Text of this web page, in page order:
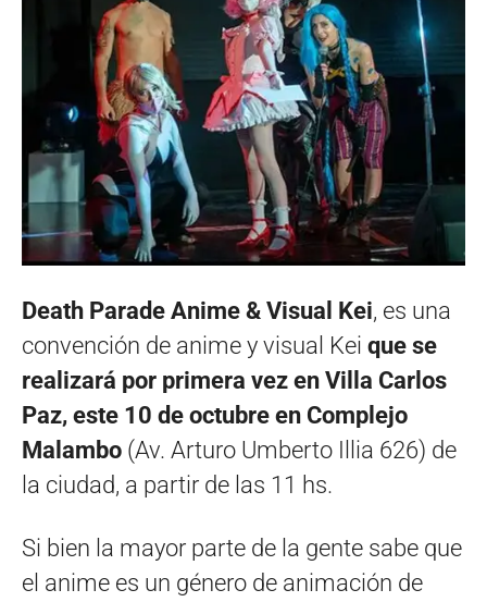
Death Parade Anime & Visual Kei, es una
convención de anime y visual Kei que se
realizará por primera vez en Villa Carlos
Paz, este 10 de octubre en Complejo
Malambo (Av. Arturo Umberto Illia 626) de
la ciudad, a partir de las 11 hs.
Si bien la mayor parte de la gente sabe que
el anime es un género de animación de